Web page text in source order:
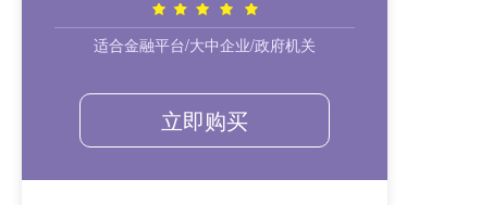
适合金融平台/大中企业/政府机关
立即购买